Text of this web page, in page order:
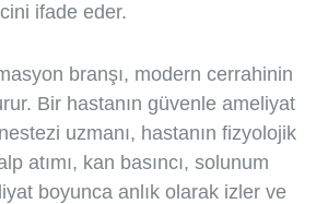
ifade eder.
branşı, modern cerrahinin
Bir hastanın güvenle ameliyat
uzmanı, hastanın fizyolojik
atımı, kan basıncı, solunum
boyunca anlık olarak izler ve